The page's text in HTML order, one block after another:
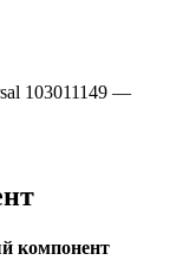
103011149 —
компонент